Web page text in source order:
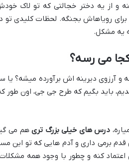
از یه دختر خجالتی که تو لاک
رویاهاش بجنگه. لحظات کلیدی
یه مشکل.
می رسه؟
آرزوی دیرینه اش برآورده میشه؟ یا
باید بگیم که طرح جی جی، اون طور
درس های خیلی بزرگ تریهم می
برمی داری و آدم هایی که تو این
کنه و چطور با وجود همه